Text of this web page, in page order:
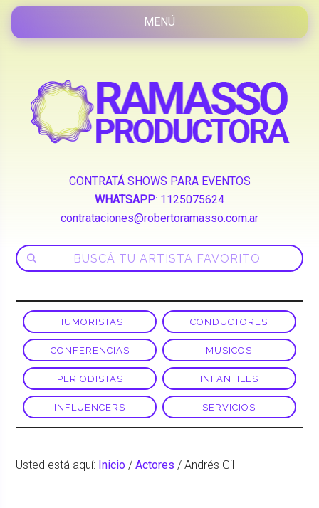
CONTRATÁ SHOWS PARA EVENTOS
WHATSAPP: 1125075624
contrataciones@robertoramasso.com.ar
HUMORISTAS CONDUCTORES
CONFERENCIAS MUSICOS
PERIODISTAS INFANTILES
INFLUENCERS SERVICIOS
Usted está aquí: Inicio / Actores / Andrés Gil